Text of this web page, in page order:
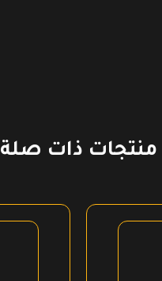
منتجات ذات صلة